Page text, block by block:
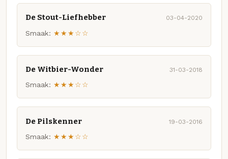
De Stout-Liefhebber 03-04-2020
Smaak: ★★★☆☆
De Witbier-Wonder 31-03-2018
Smaak: ★★★☆☆
De Pilskenner 19-03-2016
Smaak: ★★★☆☆